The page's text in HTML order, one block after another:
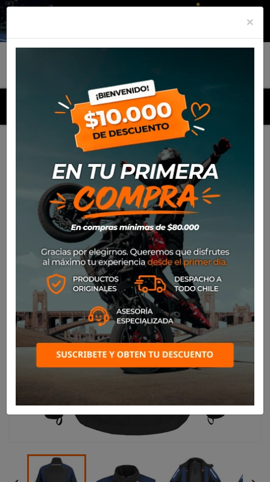
MENU
Productos Equipamiento
Chaqueta Spidi Net
×